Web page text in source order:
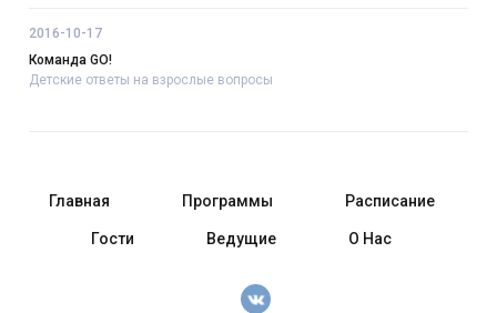
2016-10-17
Команда GO!
Детские ответы на взрослые вопросы
Главная Программы Расписание
Гости Ведущие О Нас